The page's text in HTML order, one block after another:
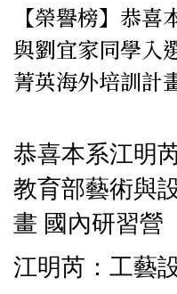
【榮譽榜】恭
與劉宜家同學入
菁英海外培訓計
恭喜本系江明
教育部藝術與
畫 國內研習營
江明芮：工藝